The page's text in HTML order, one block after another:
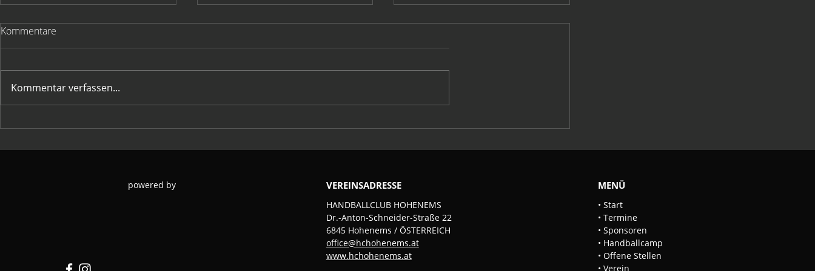
Kommentare
Kommentar verfassen...
powered by VEREINSADRESSE
HANDBALLCLUB HOHENEMS
Dr.-Anton-Schneider-Straße 22
6845 Hohenems / ÖSTERREICH
office@hchohenems.at
www.hchohenems.at
MENÜ
• Start
•Termine
•Sponsoren
• Handballcamp
• Offene Stellen
•Verein